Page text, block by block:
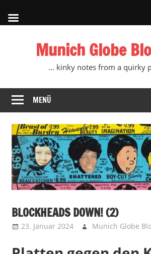
Munich Globe
… kinky notes from a quirky
MENÜ
BLOCKHEADS DOWN! (2)
23. Januar 2024
Munich Globe